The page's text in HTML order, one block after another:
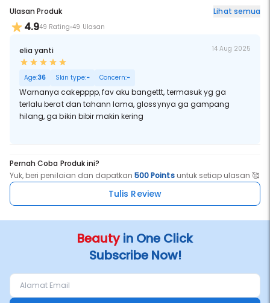
Ulasan Produk Lihat semua
4.949 Rating 49 Ulasan
elia yanti 14 Aug 2025
Age:36 Skin type:- Concern:-
Warnanya cakepppp, fav aku bangettt, termasuk yg ga
terlalu berat dan tahann lama, glossynya ga gampang
hilang, ga bikin bibir makin kering
Pernah Coba Produk ini?
Yuk, beri penilaian dan dapatkan500 Pointsuntuk setiap ulasan 🥰
Tulis Review
Beautyin One Click
Subscribe Now!